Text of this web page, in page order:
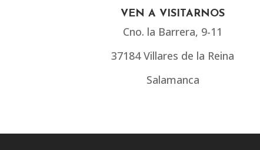
VEN A VISITARNOS
Cno. la Barrera, 9-11
37184 Villares de la Reina
Salamanca